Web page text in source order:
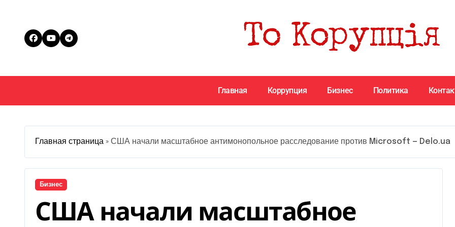
Главная Коррупция Бизнес Политика
Главная страница » США начали масштабное антимонопольное расследование против Microsoft — Delo.ua
Бизнес
США начали масштабное